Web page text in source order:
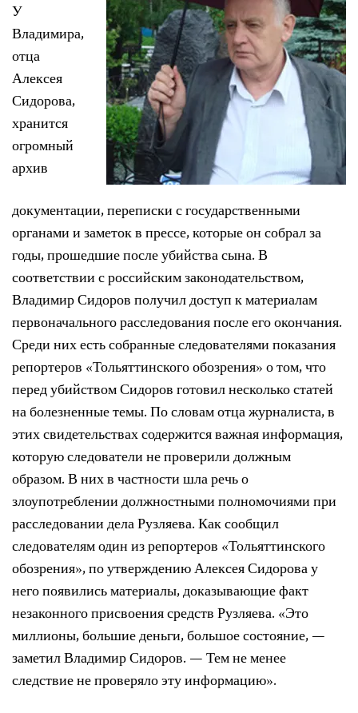
У
Владимира,
отца
Алексея
Сидорова,
хранится
огромный
архив
документации, переписки с государственными
органами и заметок в прессе, которые он собрал за
годы, прошедшие после убийства сына. В
соответствии с российским законодательством,
Владимир Сидоров получил доступ к материалам
первоначального расследования после его окончания.
Среди них есть собранные следователями показания
репортеров «Тольяттинского обозрения» о том, что
перед убийством Сидоров готовил несколько статей
на болезненные темы. По словам отца журналиста, в
этих свидетельствах содержится важная информация,
которую следователи не проверили должным
образом. В них в частности шла речь о
злоупотреблении должностными полномочиями при
расследовании дела Рузляева. Как сообщил
следователям один из репортеров «Тольяттинского
обозрения», по утверждению Алексея Сидорова у
него появились материалы, доказывающие факт
незаконного присвоения средств Рузляева. «Это
миллионы, большие деньги, большое состояние, —
заметил Владимир Сидоров. — Тем не менее
следствие не проверяло эту информацию».